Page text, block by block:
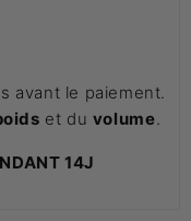
avant le paiement.
et du volume.
14J